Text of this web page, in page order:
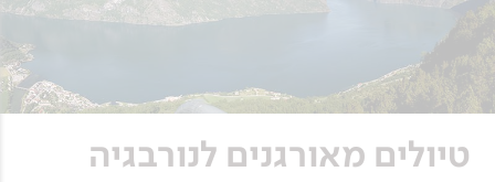
טיולים מאורגנים לנורבגיה